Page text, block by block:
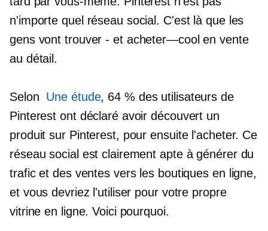
n'importe quel réseau social. C'est là que les
gens vonttrouver - et acheter—cool en vente
au détail.
Selon Une étude, 64 % des utilisateurs de
Pinterest ont déclaré avoir découvert un
produit sur Pinterest, pour ensuite l'acheter. Ce
réseau social est clairement apte à générer du
trafic et des ventes vers les boutiques en ligne,
et vous devriez l'utiliser pour votre propre
vitrine en ligne. Voici pourquoi.